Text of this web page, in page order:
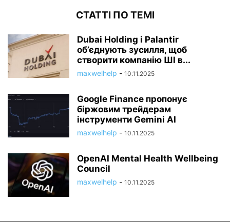
СТАТТІ ПО ТЕМІ
Dubai Holding і Palantir
об’єднують зусилля, щоб
створити компанію ШІ в...
maxwelhelp - 10.11.2025
Google Finance пропонує
біржовим трейдерам
інструменти Gemini AI
maxwelhelp - 10.11.2025
OpenAI Mental Health Wellbeing
Council
maxwelhelp - 10.11.2025